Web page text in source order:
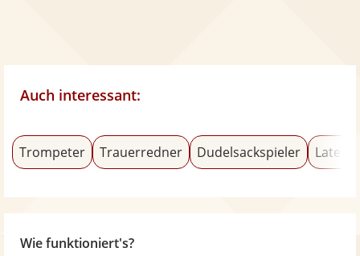
Auch interessant:
Trompeter Trauerredner Dudelsackspieler
Wie funktioniert's?